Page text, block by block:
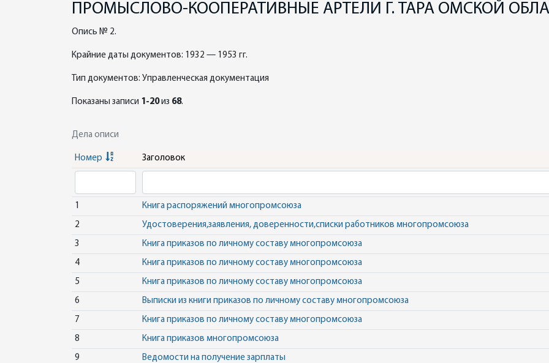
ПРОМЫСЛОВО-КООПЕРАТИВНЫЕ АРТЕЛИ Г. ТАРА ОМСКОЙ
Опись № 2.
Крайние даты документов: 1932 — 1953 гг.
Тип документов: Управленческая документация
Показаны записи 1-20из 68.
Дела описи
Номер Заголовок
1 Книга распоряжений многопромсоюза
2 Удостоверения,заявления, доверенности,списки работников многопромсоюза
3 Книга приказов по личному составу многопромсоюза
4 Книга приказов по личному составу многопромсоюза
5 Книга приказов по личному составу многопромсоюза
6 Выписки из книги приказов по личному составу многопромсоюза
7 Книга приказов по личному составу многопромсоюза
8 Книга приказов многопромсоюза
9 Ведомости на получение зарплаты